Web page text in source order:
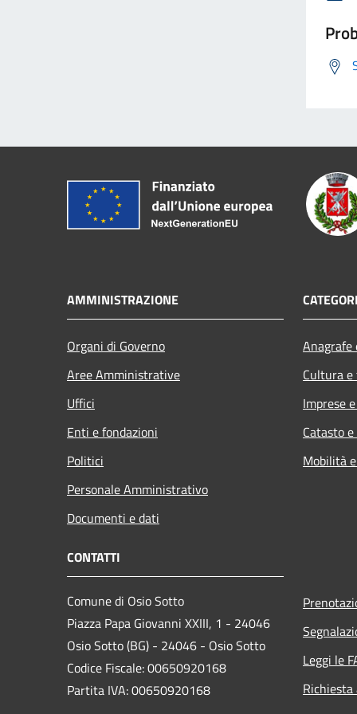
AMMINISTRAZIONE
Organi di Governo
Aree Amministrative
Uffici
Enti e fondazioni
Politici
Personale Amministrativo
Documenti e dati
Cultura
Imprese
Catasto
Mobilità
CONTATTI
Comune di Osio Sotto
Piazza Papa Giovanni XXIII, 1 - 24046
Osio Sotto (BG) - 24046 - Osio Sotto
Codice Fiscale: 00650920168
Partita IVA: 00650920168
Leggi le